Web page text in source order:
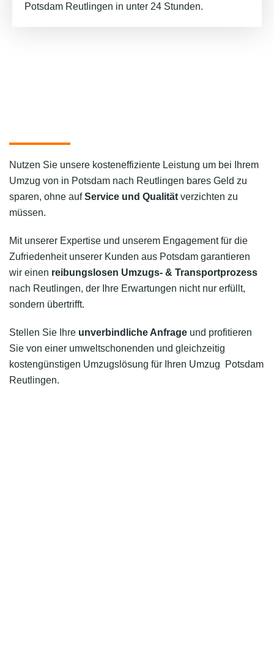
Potsdam Reutlingen in unter 24 Stunden.
Nutzen Sie unsere kosteneffiziente Leistung um bei Ihrem
Umzug von in Potsdam nach Reutlingen bares Geld zu
sparen, ohne aufService und Qualität verzichten zu
müssen.
Mit unserer Expertise und unserem Engagement für die
Zufriedenheit unserer Kunden aus Potsdam garantieren
wir einen reibungslosen Umzugs- & Transportprozess
nach Reutlingen, der Ihre Erwartungen nicht nur erfüllt,
sondern übertrifft.
Stellen Sie Ihre unverbindliche Anfrage und profitieren
Sie von einer umweltschonenden und gleichzeitig
kostengünstigen Umzugslösung für Ihren Umzug Potsdam
Reutlingen.